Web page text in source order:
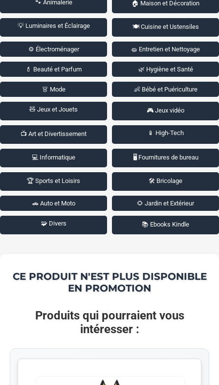
🐾 Animalerie 🏠 Maison et Décoration
💡 Luminaires et Éclairage 🍽️ Cuisine et Ustensiles
⚙️ Électroménager 🧽 Entretien et Nettoyage
💄 Beauté et Parfum 🌿 Hygiène et Santé
👗 Mode 👶 Bébé et Puériculture
🧸 Jeux et Jouets 🎮 Jeux vidéo
📺 Art et Divertissement 📱 High-Tech
💻 Informatique 🖥️ Fournitures de bureau
🏆 Sports et Loisirs 🛠️ Bricolage
🚗 Auto et Moto 🌻 Jardin et Extérieur
🧩 Divers 📚 Ebooks Kindle
CE PRODUIT N'EST PLUS DISPONIBLE
EN PROMOTION
Produits qui pourraient vous
intéresser :